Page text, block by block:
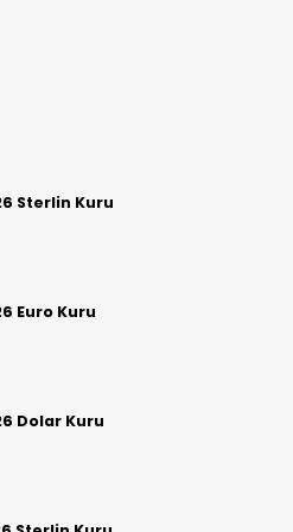
Sterlin Kuru
Euro Kuru
Dolar Kuru